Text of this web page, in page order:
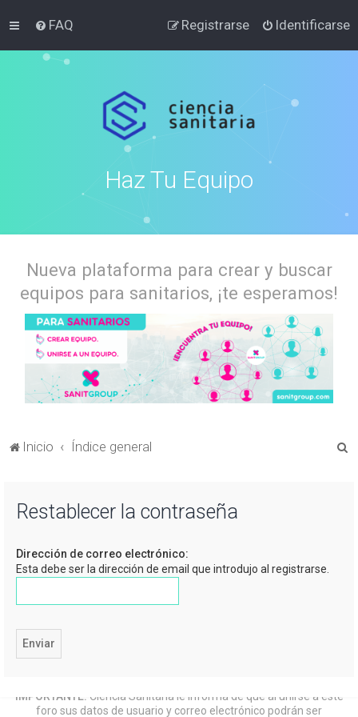
FAQ Identificarse
Registrarse
Haz Tu Equipo
Nueva plataforma para crear y buscar
equipos para sanitarios, ¡te esperamos!
Inicio Índice general
Restablecer la contraseña
Dirección de correo electrónico:
Esta debe ser la dirección de email que introdujo al registrarse.
IMPORTANTE: Ciencia Sanitaria le informa de que al unirse a este
foro sus datos de usuario y correo electrónico podrán ser